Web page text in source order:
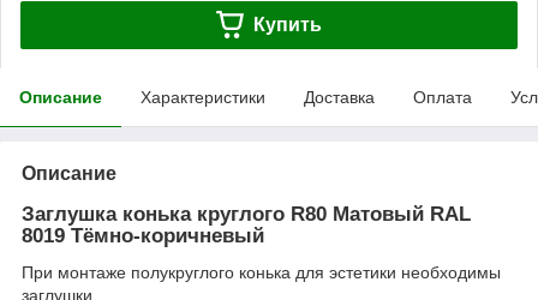
Купить
Описание Характеристики Доставка Оплата
Описание
Заглушка конька круглого R80 Матовый RAL
8019 Тёмно-коричневый
При монтаже полукруглого конька для эстетики необходимы
заглушки.